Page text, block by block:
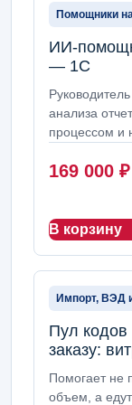
Помощники
ИИ-
— 1С
анализа
процессом и
169 000 ₽
В корзину
Импорт, ВЭД
Пул кодов
заказу:
Помогает не
объем, а едут